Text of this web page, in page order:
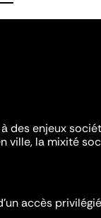
des enjeux
ville, la mixité
accès